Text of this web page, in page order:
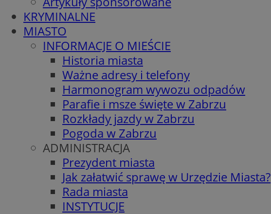
KRYMINALNE
MIASTO
INFORMACJE O MIEŚCIE
Historia miasta
Ważne adresy i telefony
Harmonogram wywozu odpadów
Parafie i msze święte w Zabrzu
Rozkłady jazdy w Zabrzu
Pogoda w Zabrzu
ADMINISTRACJA
Prezydent miasta
Jak załatwić sprawę w Urzędzie Miasta?
Rada miasta
INSTYTUCJE